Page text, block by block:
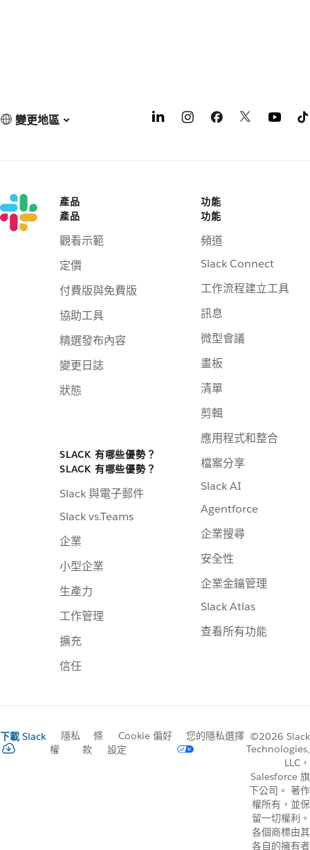
變更地區
產品
產品
觀看示範
定價
付費版與免費版
協助工具
精選發布內容
變更日誌
狀態
SLACK 有哪些優勢？
SLACK 有哪些優勢？
Slack 與電子郵件
Slack vs.Teams
企業
小型企業
生產力
工作管理
擴充
信任
功能
功能
頻道
Slack Connect
工作流程建立工具
訊息
微型會議
畫板
清單
剪輯
應用程式和整合
檔案分享
Slack AI
Agentforce
企業搜尋
安全性
企業金鑰管理
Slack Atlas
查看所有功能
下載 Slack
隱私
權
條
款
Cookie 偏好
設定
您的隱私選擇 ©2026 Slack
Technologies,
LLC，
Salesforce 旗
下公司。 著作
權所有，並保
留一切權利。
各個商標由其
各自的擁有者